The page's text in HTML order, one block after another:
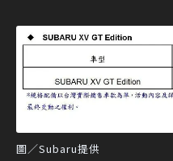
圖／Subaru提供